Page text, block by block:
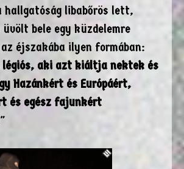
hallgatóság libabőrös lett,
bele egy küzdelemre
éjszakába ilyen formában:
légiós, aki azt kiáltja nektek és
Hazánkért és Európáért,
és egész fajunkért
"